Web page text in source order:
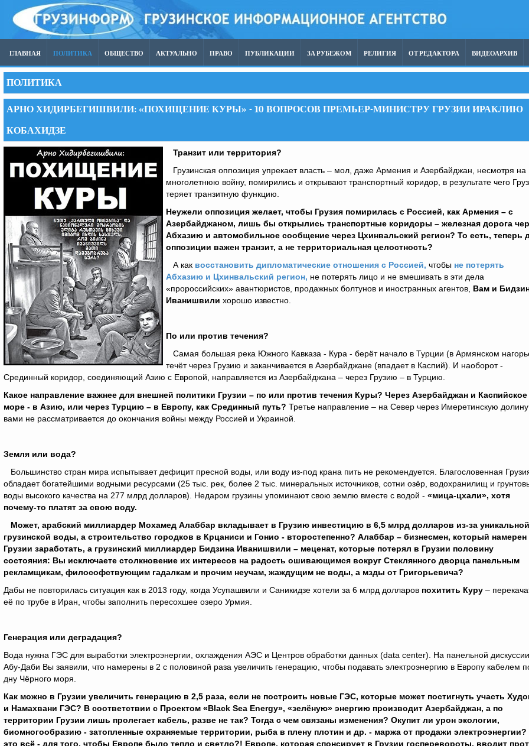
ГЛАВНАЯ ПОЛИТИКА ОБЩЕСТВО АКТУАЛЬНО ПРАВО ПУБЛИКАЦИИ ЗА РУБЕЖОМ РЕЛИГИЯ ОТ РЕДАКТОРА ВИДЕОАРХИВ
ПОЛИТИКА
АРНО ХИДИРБЕГИШВИЛИ: «ПОХИЩЕНИЕ КУРЫ» - 10 ВОПРОСОВ ПРЕМЬЕР-МИНИСТРУ ГРУЗИИ ИРАКЛИЮ
КОБАХИДЗЕ
Транзит или территория?
Грузинская оппозиция упрекает власть – мол, даже Армения и Азербайджан, несмотря на
многолетнюю войну, помирились и открывают транспортный коридор, в результате чего
теряет транзитную функцию.
Неужели оппозиция желает, чтобы Грузия помирилась с Россией, как Армения – с
Азербайджаном, лишь бы открылись транспортные коридоры – железная дорога
Абхазию и автомобильное сообщение через Цхинвальский регион? То есть, теперь
оппозиции важен транзит, а не территориальная целостность?
А как восстановить дипломатические отношения с Россией, чтобы не потерять
Абхазию и Цхинвальский регион, не потерять лицо и не вмешивать в эти дела
«пророссийских» авантюристов, продажных болтунов и иностранных агентов, Вам и
Иванишвили хорошо известно.
По или против течения?
Самая большая река Южного Кавказа - Кура - берёт начало в Турции (в Армянском
течёт через Грузию и заканчивается в Азербайджане (впадает в Каспий). И наоборот -
Срединный коридор, соединяющий Азию с Европой, направляется из Азербайджана – через Грузию – в Турцию.
Какое направление важнее для внешней политики Грузии – по или против течения Куры? Через Азербайджан и Каспийское
море - в Азию, или через Турцию – в Европу, как Срединный путь? Третье направление – на Север через Имеретинскую
вами не рассматривается до окончания войны между Россией и Украиной.
Земля или вода?
Большинство стран мира испытывает дефицит пресной воды, или воду из-под крана пить не рекомендуется. Благословенная
обладает богатейшими водными ресурсами (25 тыс. рек, более 2 тыс. минеральных источников, сотни озёр, водохранилищ и
воды высокого качества на 277 млрд долларов). Недаром грузины упоминают свою землю вместе с водой - «мица-цхали», хотя
почему-то платят за свою воду.
Может, арабский миллиардер Мохамед Алаббар вкладывает в Грузию инвестицию в 6,5 млрд долларов из-за уникальной
грузинской воды, а строительство городков в Крцаниси и Гонио - второстепенно? Алаббар – бизнесмен, который намерен
Грузии заработать, а грузинский миллиардер Бидзина Иванишвили – меценат, которые потерял в Грузии половину
состояния: Вы исключаете столкновение их интересов на радость ошивающимся вокруг Стеклянного дворца панельным
рекламщикам, философствующим гадалкам и прочим неучам, жаждущим не воды, а мзды от Григорьевича?
Дабы не повторилась ситуация как в 2013 году, когда Усупашвили и Саникидзе хотели за 6 млрд долларов похитить Куру –
её по трубе в Иран, чтобы заполнить пересохшее озеро Урмия.
Генерация или деградация?
Вода нужна ГЭС для выработки электроэнергии, охлаждения АЭС и Центров обработки данных (data center). На панельной
Абу-Даби Вы заявили, что намерены в 2 с половиной раза увеличить генерацию, чтобы подавать электроэнергию в Европу кабелем
дну Чёрного моря.
Как можно в Грузии увеличить генерацию в 2,5 раза, если не построить новые ГЭС, которые может постигнуть участь
и Намахвани ГЭС? В соответствии с Проектом «Black Sea Energy», «зелёную» энергию производит Азербайджан, а по
территории Грузии лишь пролегает кабель, разве не так? Тогда с чем связаны изменения? Окупит ли урон экологии,
биомногообразию - затопленные охраняемые территории, рыба в плену плотин и др. - маржа от продажи электроэнергии?
это всё - для того, чтобы Европе было тепло и светло?! Европе, которая спонсирует в Грузии госперевороты, вводит